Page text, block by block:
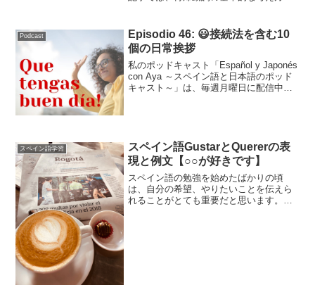
ば、「se」を見たときの混乱がスッキリ
消え、自信を持って...
Podcast
Episodio 46: 😃接続法を含む10
個の日常挨拶
私のポッドキャスト「Español y Japonés
con Aya ～スペイン語と日本語のポッド
キャスト～」は、毎週月曜日に配信中で
スペイン語学習
スペイン語GustarとQuererの表
現と例文【○○が好きです】
スペイン語の勉強を始めたばかりの頃
は、自分の希望、やりたいことを伝えら
れることがとても重要だと思います。